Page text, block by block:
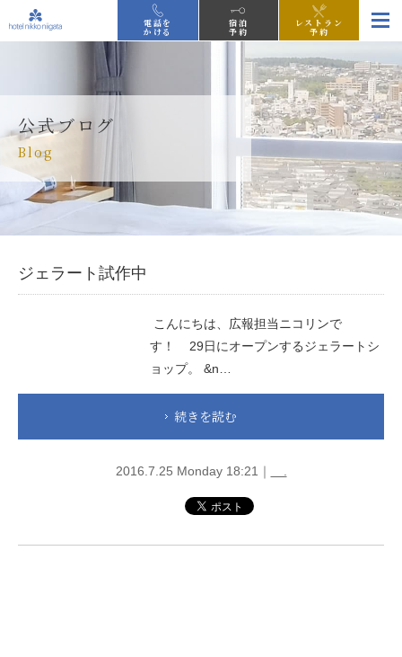
電話を
かける
宿泊
予約
レストラン
予約
公式ブログ
Blog
ジェラート試作中
こんにちは、広報担当ニコリンで
す！ 29日にオープンするジェラートシ
ョップ。 &n…
続きを読む
2016.7.25 Monday 18:21｜